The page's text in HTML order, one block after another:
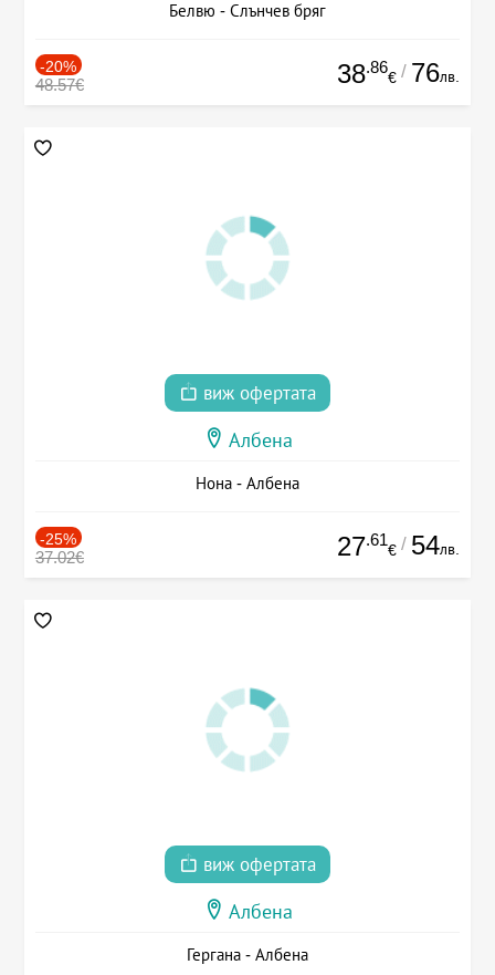
Белвю - Слънчев бряг
-20%
48.57€ 38.86
€ / 76лв.
виж офертата
Албена
Нона - Албена
-25%
37.02€ 27.61
€ / 54лв.
виж офертата
Албена
Гергана - Албена